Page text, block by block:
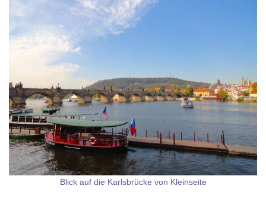
Blick auf die Karlsbrücke von Kleinseite